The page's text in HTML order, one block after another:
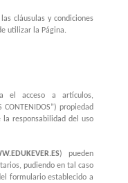
cláusulas y condiciones
utilizar la Página.
acceso a artículos,
propiedad
responsabilidad del uso
) pueden
pudiendo en tal caso
formulario establecido a